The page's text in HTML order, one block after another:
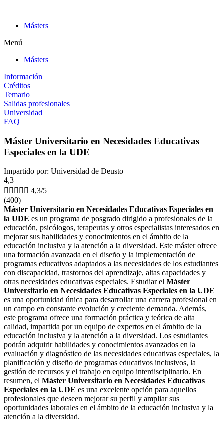
contenidoMásters
Menú
Másters
Información
Créditos
Temario
Salidas profesionales
Universidad
FAQ
Máster Universitario en Necesidades Educativas
Especiales en la UDE
Impartido por: Universidad de Deusto
4,3
     4,3/5
(400)
Máster Universitario en Necesidades Educativas Especiales en
la UDE es un programa de posgrado dirigido a profesionales de la
educación, psicólogos, terapeutas y otros especialistas interesados en
mejorar sus habilidades y conocimientos en el ámbito de la
educación inclusiva y la atención a la diversidad. Este máster ofrece
una formación avanzada en el diseño y la implementación de
programas educativos adaptados a las necesidades de los estudiantes
con discapacidad, trastornos del aprendizaje, altas capacidades y
otras necesidades educativas especiales. Estudiar el Máster
Universitario en Necesidades Educativas Especiales en la UDE
es una oportunidad única para desarrollar una carrera profesional en
un campo en constante evolución y creciente demanda. Además,
este programa ofrece una formación práctica y teórica de alta
calidad, impartida por un equipo de expertos en el ámbito de la
educación inclusiva y la atención a la diversidad. Los estudiantes
podrán adquirir habilidades y conocimientos avanzados en la
evaluación y diagnóstico de las necesidades educativas especiales, la
planificación y diseño de programas educativos inclusivos, la
gestión de recursos y el trabajo en equipo interdisciplinario. En
resumen, el Máster Universitario en Necesidades Educativas
Especiales en la UDE es una excelente opción para aquellos
profesionales que deseen mejorar su perfil y ampliar sus
oportunidades laborales en el ámbito de la educación inclusiva y la
atención a la diversidad.